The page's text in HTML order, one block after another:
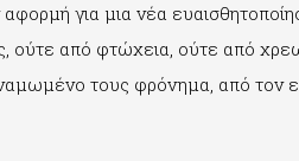
για μια νέα
ούτε από φτώχεια, ούτε από
τους φρόνημα, από τον